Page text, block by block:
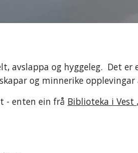
avslappa og hyggeleg.  Det
og minnerike opplevingar
- enten ein frå Biblioteka i Vest